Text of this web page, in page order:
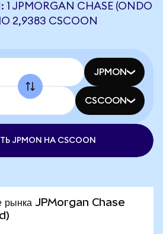
JPMORGAN CHASE (ONDO
2,9383 CSCOON
JPMON
CSCOON
JPMON НА CSCOON
рынка JPMorgan Chase